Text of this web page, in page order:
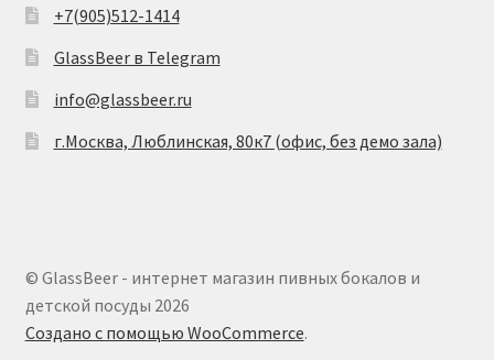
+7(905)512-1414
GlassBeer в Telegram
info@glassbeer.ru
г.Москва, Люблинская, 80к7 (офис, без демо зала)
© GlassBeer - интернет магазин пивных бокалов и
детской посуды 2026
Создано с помощью WooCommerce.